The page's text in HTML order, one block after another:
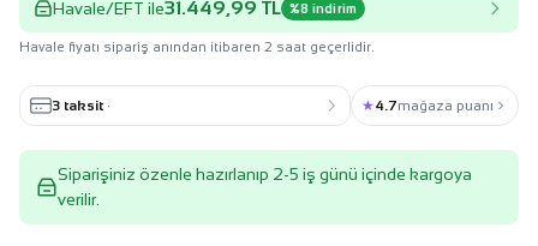
Havale/EFT ile31.449,99 TL %8 indirim
Havale fiyatı sipariş anından itibaren 2 saat geçerlidir.
3 taksit · ★4.7mağaza puanı
Siparişiniz özenle hazırlanıp 2-5 iş günü içinde kargoya
verilir.